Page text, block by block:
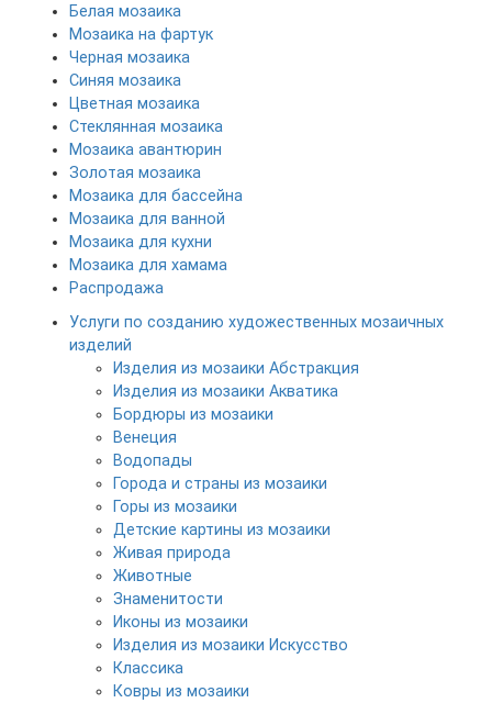
Белая мозаика
Мозаика на фартук
Черная мозаика
Синяя мозаика
Цветная мозаика
Cтеклянная мозаика
Мозаика авантюрин
Золотая мозаика
Мозаика для бассейна
Мозаика для ванной
Мозаика для кухни
Мозаика для хамама
Распродажа
Услуги по созданию художественных мозаичных
изделий
Изделия из мозаики Абстракция
Изделия из мозаики Акватика
Бордюры из мозаики
Венеция
Водопады
Города и страны из мозаики
Горы из мозаики
Детские картины из мозаики
Живая природа
Животные
Знаменитости
Иконы из мозаики
Изделия из мозаики Искусство
Классика
Ковры из мозаики